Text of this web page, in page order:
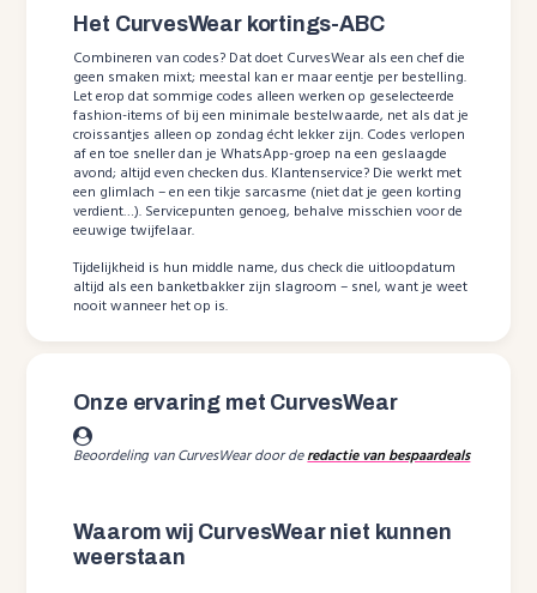
Het CurvesWear kortings-ABC
Combineren van codes? Dat doet CurvesWear als een chef die
geen smaken mixt; meestal kan er maar eentje per bestelling.
Let erop dat sommige codes alleen werken op geselecteerde
fashion-items of bij een minimale bestelwaarde, net als dat je
croissantjes alleen op zondag écht lekker zijn. Codes verlopen
af en toe sneller dan je WhatsApp-groep na een geslaagde
avond; altijd even checken dus. Klantenservice? Die werkt met
een glimlach – en een tikje sarcasme (niet dat je geen korting
verdient…). Servicepunten genoeg, behalve misschien voor de
eeuwige twijfelaar.
Tijdelijkheid is hun middle name, dus check die uitloopdatum
altijd als een banketbakker zijn slagroom – snel, want je weet
nooit wanneer het op is.
Onze ervaring met CurvesWear
Beoordeling van CurvesWear door deredactie van bespaardeals
Waarom wij CurvesWear niet kunnen
weerstaan